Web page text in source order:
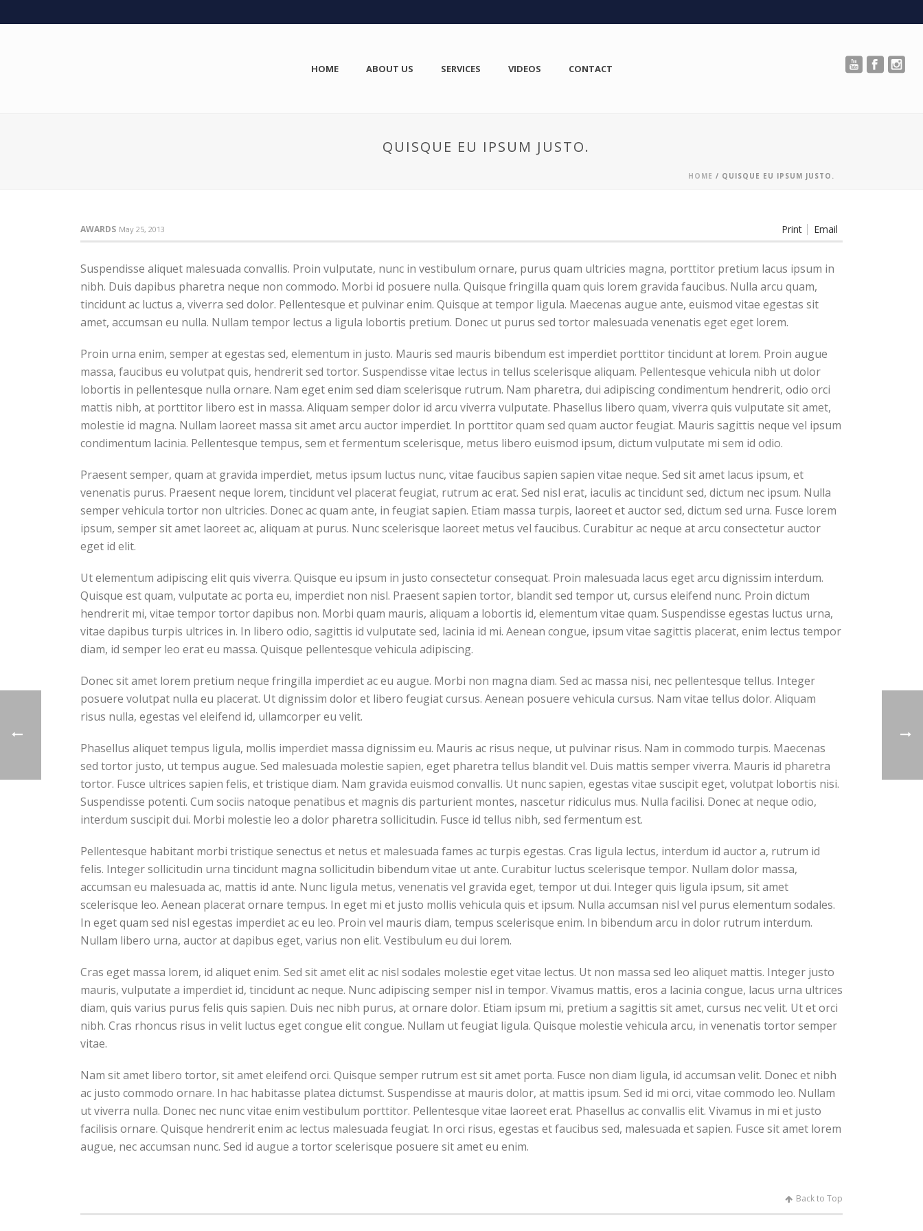
HOME ABOUT US SERVICES VIDEOS CONTACT
QUISQUE EU IPSUM JUSTO.
HOME / QUISQUE EU IPSUM JUSTO.
Print Email
AWARDS May 25, 2013
Suspendisse aliquet malesuada convallis. Proin vulputate, nunc in vestibulum ornare, purus quam ultricies magna, porttitor pretium lacus ipsum in
nibh. Duis dapibus pharetra neque non commodo. Morbi id posuere nulla. Quisque fringilla quam quis lorem gravida faucibus. Nulla arcu quam,
tincidunt ac luctus a, viverra sed dolor. Pellentesque et pulvinar enim. Quisque at tempor ligula. Maecenas augue ante, euismod vitae egestas sit
amet, accumsan eu nulla. Nullam tempor lectus a ligula lobortis pretium. Donec ut purus sed tortor malesuada venenatis eget eget lorem.
Proin urna enim, semper at egestas sed, elementum in justo. Mauris sed mauris bibendum est imperdiet porttitor tincidunt at lorem. Proin augue
massa, faucibus eu volutpat quis, hendrerit sed tortor. Suspendisse vitae lectus in tellus scelerisque aliquam. Pellentesque vehicula nibh ut dolor
lobortis in pellentesque nulla ornare. Nam eget enim sed diam scelerisque rutrum. Nam pharetra, dui adipiscing condimentum hendrerit, odio orci
mattis nibh, at porttitor libero est in massa. Aliquam semper dolor id arcu viverra vulputate. Phasellus libero quam, viverra quis vulputate sit amet,
molestie id magna. Nullam laoreet massa sit amet arcu auctor imperdiet. In porttitor quam sed quam auctor feugiat. Mauris sagittis neque vel ipsum
condimentum lacinia. Pellentesque tempus, sem et fermentum scelerisque, metus libero euismod ipsum, dictum vulputate mi sem id odio.
Praesent semper, quam at gravida imperdiet, metus ipsum luctus nunc, vitae faucibus sapien sapien vitae neque. Sed sit amet lacus ipsum, et
venenatis purus. Praesent neque lorem, tincidunt vel placerat feugiat, rutrum ac erat. Sed nisl erat, iaculis ac tincidunt sed, dictum nec ipsum. Nulla
semper vehicula tortor non ultricies. Donec ac quam ante, in feugiat sapien. Etiam massa turpis, laoreet et auctor sed, dictum sed urna. Fusce lorem
ipsum, semper sit amet laoreet ac, aliquam at purus. Nunc scelerisque laoreet metus vel faucibus. Curabitur ac neque at arcu consectetur auctor
eget id elit.
Ut elementum adipiscing elit quis viverra. Quisque eu ipsum in justo consectetur consequat. Proin malesuada lacus eget arcu dignissim interdum.
Quisque est quam, vulputate ac porta eu, imperdiet non nisl. Praesent sapien tortor, blandit sed tempor ut, cursus eleifend nunc. Proin dictum
hendrerit mi, vitae tempor tortor dapibus non. Morbi quam mauris, aliquam a lobortis id, elementum vitae quam. Suspendisse egestas luctus urna,
vitae dapibus turpis ultrices in. In libero odio, sagittis id vulputate sed, lacinia id mi. Aenean congue, ipsum vitae sagittis placerat, enim lectus tempor
diam, id semper leo erat eu massa. Quisque pellentesque vehicula adipiscing.
Donec sit amet lorem pretium neque fringilla imperdiet ac eu augue. Morbi non magna diam. Sed ac massa nisi, nec pellentesque tellus. Integer
posuere volutpat nulla eu placerat. Ut dignissim dolor et libero feugiat cursus. Aenean posuere vehicula cursus. Nam vitae tellus dolor. Aliquam
risus nulla, egestas vel eleifend id, ullamcorper eu velit.
Phasellus aliquet tempus ligula, mollis imperdiet massa dignissim eu. Mauris ac risus neque, ut pulvinar risus. Nam in commodo turpis. Maecenas
sed tortor justo, ut tempus augue. Sed malesuada molestie sapien, eget pharetra tellus blandit vel. Duis mattis semper viverra. Mauris id pharetra
tortor. Fusce ultrices sapien felis, et tristique diam. Nam gravida euismod convallis. Ut nunc sapien, egestas vitae suscipit eget, volutpat lobortis nisi.
Suspendisse potenti. Cum sociis natoque penatibus et magnis dis parturient montes, nascetur ridiculus mus. Nulla facilisi. Donec at neque odio,
interdum suscipit dui. Morbi molestie leo a dolor pharetra sollicitudin. Fusce id tellus nibh, sed fermentum est.
Pellentesque habitant morbi tristique senectus et netus et malesuada fames ac turpis egestas. Cras ligula lectus, interdum id auctor a, rutrum id
felis. Integer sollicitudin urna tincidunt magna sollicitudin bibendum vitae ut ante. Curabitur luctus scelerisque tempor. Nullam dolor massa,
accumsan eu malesuada ac, mattis id ante. Nunc ligula metus, venenatis vel gravida eget, tempor ut dui. Integer quis ligula ipsum, sit amet
scelerisque leo. Aenean placerat ornare tempus. In eget mi et justo mollis vehicula quis et ipsum. Nulla accumsan nisl vel purus elementum sodales.
In eget quam sed nisl egestas imperdiet ac eu leo. Proin vel mauris diam, tempus scelerisque enim. In bibendum arcu in dolor rutrum interdum.
Nullam libero urna, auctor at dapibus eget, varius non elit. Vestibulum eu dui lorem.
Cras eget massa lorem, id aliquet enim. Sed sit amet elit ac nisl sodales molestie eget vitae lectus. Ut non massa sed leo aliquet mattis. Integer justo
mauris, vulputate a imperdiet id, tincidunt ac neque. Nunc adipiscing semper nisl in tempor. Vivamus mattis, eros a lacinia congue, lacus urna ultrices
diam, quis varius purus felis quis sapien. Duis nec nibh purus, at ornare dolor. Etiam ipsum mi, pretium a sagittis sit amet, cursus nec velit. Ut et orci
nibh. Cras rhoncus risus in velit luctus eget congue elit congue. Nullam ut feugiat ligula. Quisque molestie vehicula arcu, in venenatis tortor semper
vitae.
Nam sit amet libero tortor, sit amet eleifend orci. Quisque semper rutrum est sit amet porta. Fusce non diam ligula, id accumsan velit. Donec et nibh
ac justo commodo ornare. In hac habitasse platea dictumst. Suspendisse at mauris dolor, at mattis ipsum. Sed id mi orci, vitae commodo leo. Nullam
ut viverra nulla. Donec nec nunc vitae enim vestibulum porttitor. Pellentesque vitae laoreet erat. Phasellus ac convallis elit. Vivamus in mi et justo
facilisis ornare. Quisque hendrerit enim ac lectus malesuada feugiat. In orci risus, egestas et faucibus sed, malesuada et sapien. Fusce sit amet lorem
augue, nec accumsan nunc. Sed id augue a tortor scelerisque posuere sit amet eu enim.
Back to Top